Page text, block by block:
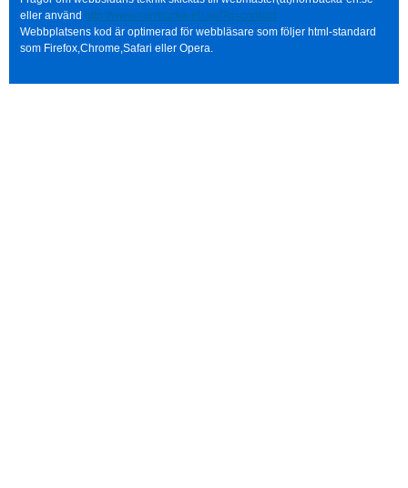
eller använd http://www.norrbacka-eh.se/?q=contact
Webbplatsens kod är optimerad för webbläsare som följer html-standard
som Firefox,Chrome,Safari eller Opera.